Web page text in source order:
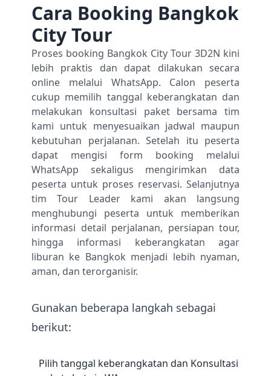
Cara Booking Bangkok
City Tour
Proses booking Bangkok City Tour 3D2N kini
lebih praktis dan dapat dilakukan secara
online melalui WhatsApp. Calon peserta
cukup memilih tanggal keberangkatan dan
melakukan konsultasi paket bersama tim
kami untuk menyesuaikan jadwal maupun
kebutuhan perjalanan. Setelah itu peserta
dapat mengisi form booking melalui
WhatsApp sekaligus mengirimkan data
peserta untuk proses reservasi. Selanjutnya
tim Tour Leader kami akan langsung
menghubungi peserta untuk memberikan
informasi detail perjalanan, persiapan tour,
hingga informasi keberangkatan agar
liburan ke Bangkok menjadi lebih nyaman,
aman, dan terorganisir.
Gunakan beberapa langkah sebagai
berikut:
Pilih tanggal keberangkatan dan Konsultasi